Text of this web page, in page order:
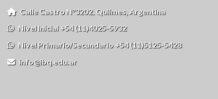
Calle Castro N°3202, Quilmes, Argentina
Nivel Inicial +54 (11)4025-5932
Nivel Primario/Secundario +54 (11)5125-5428
info@ibq.edu.ar